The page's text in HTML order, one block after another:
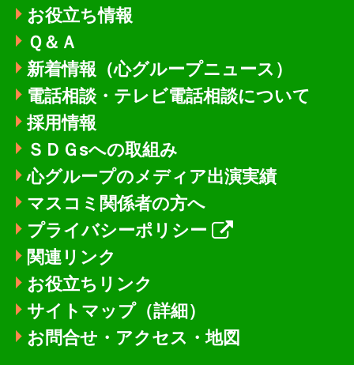
お役立ち情報
Ｑ＆Ａ
新着情報 （心グループニュース）
電話相談・テレビ電話相談について
採用情報
ＳＤＧsへの取組み
心グループのメディア出演実績
マスコミ関係者の方へ
プライバシーポリシー
関連リンク
お役立ちリンク
サイトマップ（詳細）
お問合せ・アクセス・地図